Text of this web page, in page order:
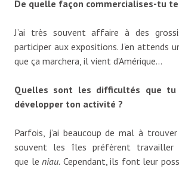
De quelle façon commercialises-tu
J’ai très souvent affaire à des
participer aux expositions. J’en attends
que ça marchera, il vient d’Amérique…
Quelles sont les difficultés que tu
développer ton activité ?
Parfois, j’ai beaucoup de mal à
souvent les îles préfèrent
que leniau. Cependant, ils font leur